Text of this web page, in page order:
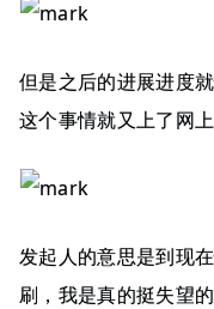
但是之后的进展进度
这个事情就又上了网
发起人的意思是到现
刷，我是真的挺失望